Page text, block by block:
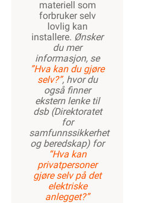
materiell som
forbruker selv
lovlig kan
installere. Ønsker
du mer
informasjon, se
”Hva kan du gjøre
selv?”, hvor du
også finner
ekstern lenke til
dsb (Direktoratet
for
samfunnssikkerhet
og beredskap) for
“Hva kan
privatpersoner
gjøre selv på det
elektriske
anlegget?”